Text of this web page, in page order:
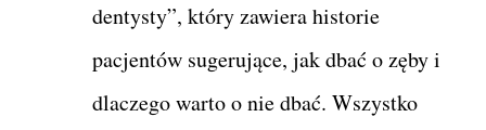
dentysty”, który zawiera historie
pacjentów sugerujące, jak dbać o zęby i
dlaczego warto o nie dbać. Wszystko